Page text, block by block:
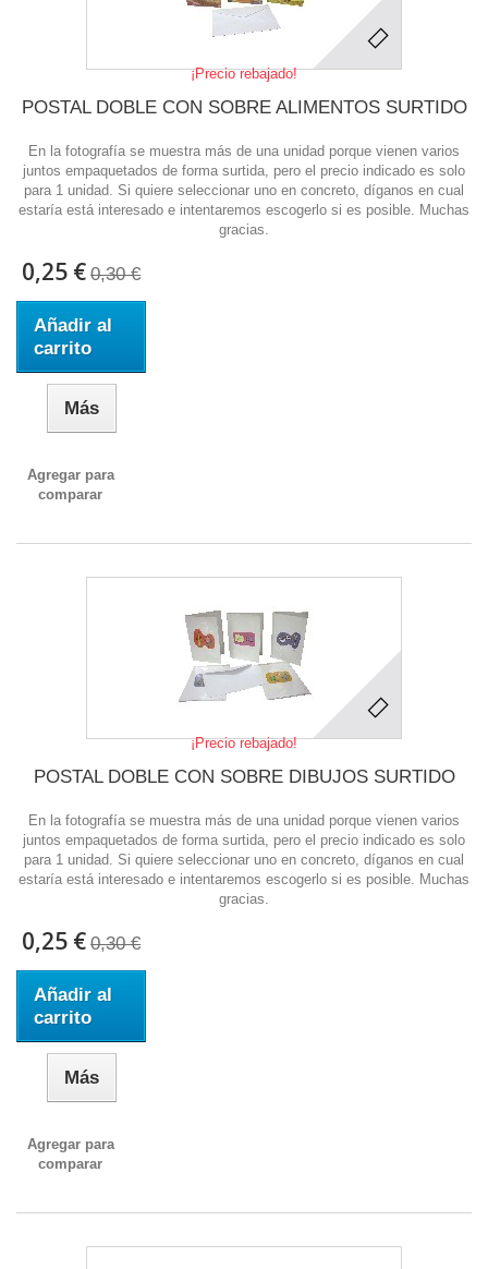
¡Precio rebajado!
POSTAL DOBLE CON SOBRE ALIMENTOS SURTIDO
En la fotografía se muestra más de una unidad porque vienen varios
juntos empaquetados de forma surtida, pero el precio indicado es solo
para 1 unidad. Si quiere seleccionar uno en concreto, díganos en cual
estaría está interesado e intentaremos escogerlo si es posible. Muchas
gracias.
0,25 € 0,30 €
Añadir al
carrito
Más
Agregar para
comparar
¡Precio rebajado!
POSTAL DOBLE CON SOBRE DIBUJOS SURTIDO
En la fotografía se muestra más de una unidad porque vienen varios
juntos empaquetados de forma surtida, pero el precio indicado es solo
para 1 unidad. Si quiere seleccionar uno en concreto, díganos en cual
estaría está interesado e intentaremos escogerlo si es posible. Muchas
gracias.
0,25 € 0,30 €
Añadir al
carrito
Más
Agregar para
comparar